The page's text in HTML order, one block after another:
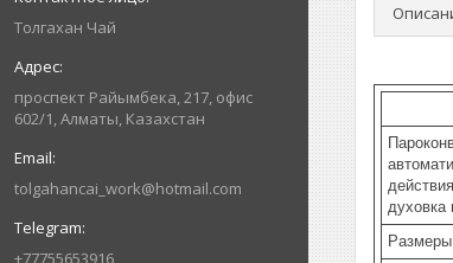
Толгахан Чай
проспект Райымбека, 217, офис
602/1, Алматы, Казахстан
tolgahancai_work@hotmail.com
+77755653916
духовка